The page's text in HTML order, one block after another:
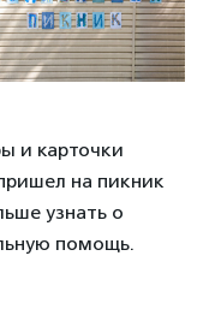
и карточки
на пикник
узнать о
помощь.